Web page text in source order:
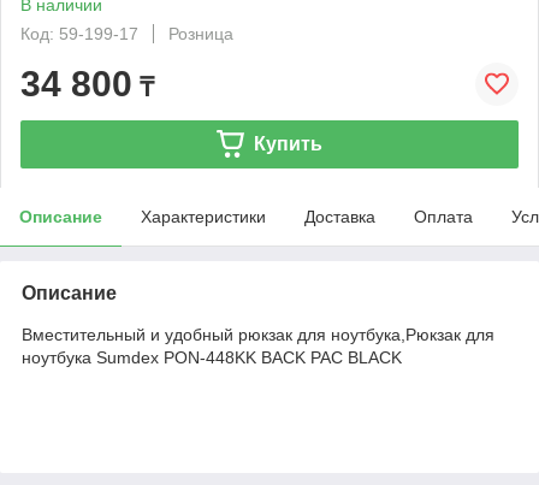
В наличии
Код: 59-199-17
Розница
34 800 ₸
Купить
Описание Характеристики Доставка Оплата
Описание
Вместительный и удобный рюкзак для ноутбука,Рюкзак для
ноутбука Sumdex PON-448KK BACK PAC BLACK